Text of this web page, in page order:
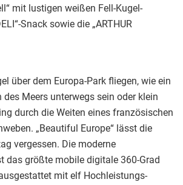
mit lustigen weißen Fell-Kugel-
Snack sowie die „ARTHUR
über dem Europa-Park fliegen, wie ein
Meers unterwegs sein oder klein
durch die Weiten eines französischen
„Beautiful Europe“ lässt die
vergessen. Die moderne
das größte mobile digitale 360-Grad
mit elf Hochleistungs-